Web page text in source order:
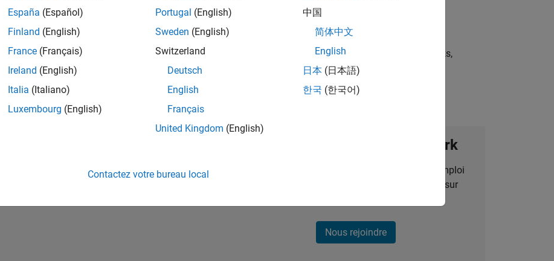
Senior Software Quality Engineer
Senior Software Quality Engineer
FR-Meudon| Ingénierie de la qualité | Expérimenté(e)
Leverage your C/C++ development skills to design and develop test strategies, scalable test frameworks,
automated test suites, Hands-on testing for Polyspace.
Rejoignez notre Talent Network
Recevez des alertes pour des opportunités d'emploi
personnalisées, des articles et des actualités sur
Nous rejoindre
España (Español)
Finland (English)
France (Français)
Ireland (English)
Italia (Italiano)
Luxembourg (English)
Portugal (English)
Sweden (English)
Switzerland
Deutsch
English
Français
United Kingdom (English)
中国
简体中文
English
日本 (日本語)
한국 (한국어)
Contactez votre bureau local